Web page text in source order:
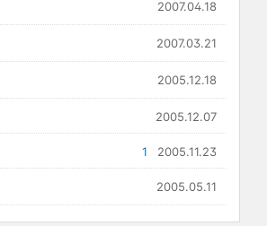
2007.04.18
2007.03.21
2005.12.18
2005.12.07
2005.11.23
1
2005.05.11